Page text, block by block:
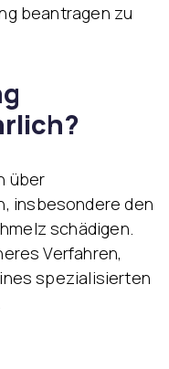
beantragen zu
über
insbesondere den
schädigen.
Verfahren,
spezialisierten